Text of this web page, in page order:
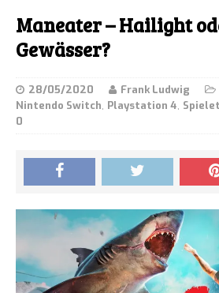
Maneater – Hailight
Gewässer?
28/05/2020 Frank Ludwig
Nintendo Switch, Playstation 4,
0